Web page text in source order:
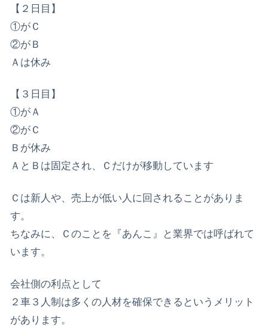
【２日目】
①がＣ
②がＢ
Ａは休み
【３日目】
①がＡ
②がＣ
Ｂが休み
ＡとＢは固定され、Ｃだけが移動しています
Ｃは新人や、売上が低い人に回されることがありま
す。
ちなみに、Ｃのことを『あんこ』と業界では呼ばれて
います。
会社側の利点として
２車３人制は多くの人材を確保できるというメリット
があります。